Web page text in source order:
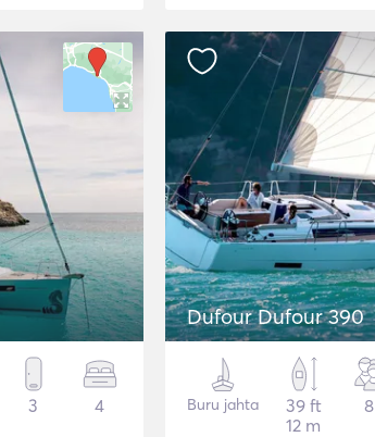
3 4
Dufour Dufour 390
Buru jahta
39 ft
12 m
8